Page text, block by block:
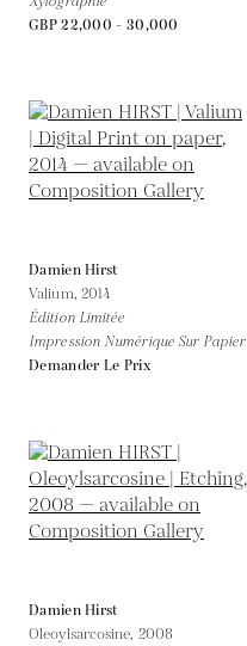
GBP 22,000 - 30,000
Damien Hirst
Valium, 2014
Édition Limitée
Impression Numérique Sur Papier
Demander Le Prix
Damien Hirst
Oleoylsarcosine, 2008